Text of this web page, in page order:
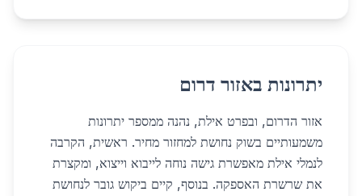
יתרונות באזור דרום
אזור הדרום, ובפרט אילת, נהנה ממספר יתרונות
משמעותיים בשוק נחושת למחזור מחיר. ראשית, הקרבה
לנמלי אילת מאפשרת גישה נוחה לייבוא וייצוא, ומקצרת
את שרשרת האספקה. בנוסף, קיים ביקוש גובר לנחושת